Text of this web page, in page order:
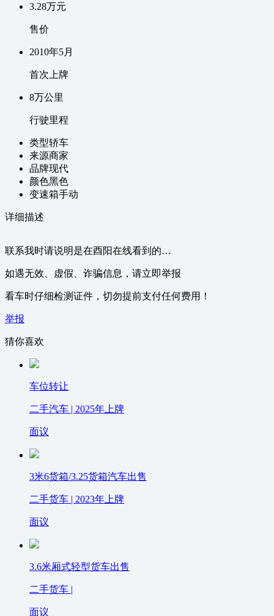
3.28万元
售价
2010年5月
首次上牌
8万公里
行驶里程
类型轿车
来源商家
品牌现代
颜色黑色
变速箱手动
详细描述
联系我时请说明是在酉阳在线看到的…
如遇无效、虚假、诈骗信息，请立即举报
看车时仔细检测证件，切勿提前支付任何费用！
举报
猜你喜欢
车位转让
二手汽车 | 2025年上牌
面议
3米6货箱/3.25货箱汽车出售
二手货车 | 2023年上牌
面议
3.6米厢式轻型货车出售
二手货车 |
面议